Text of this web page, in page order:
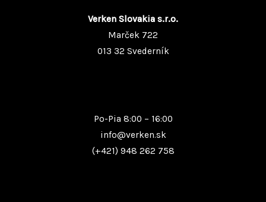
Verken Slovakia s.r.o.
Marček 722
013 32 Svederník
Po-Pia 8:00 – 16:00
info@verken.sk
(+421) 948 262 758